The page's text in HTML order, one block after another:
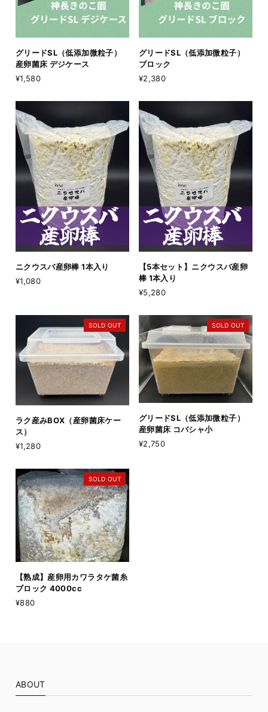
グリードSL（低添加微粒子）
産卵菌床 デジケース
¥1,580
グリードSL（低添加微粒子）
ブロック
¥2,380
ニクウスバ産卵棒 1本入り
¥1,080
【5本セット】ニクウスバ産卵
棒 1本入り
¥5,280
SOLD OUT
ラク産みBOX（産卵菌床ケー
ス）
¥1,280
SOLD OUT
グリードSL（低添加微粒子）
産卵菌床 コバシャ小
¥2,750
SOLD OUT
【熟成】産卵用カワラタケ菌糸
ブロック 4000cc
¥880
ABOUT